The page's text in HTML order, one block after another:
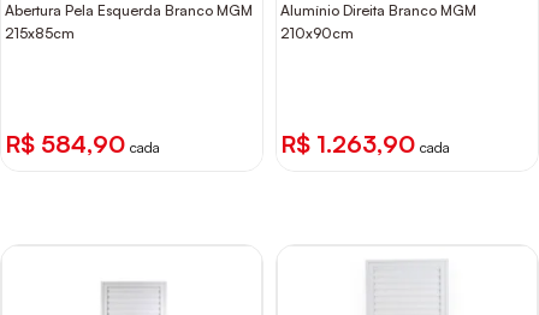
Abertura Pela Esquerda Branco MGM
215x85cm
R$ 584,90 cada
Alumínio Direita Branco MGM
210x90cm
R$ 1.263,90 cada